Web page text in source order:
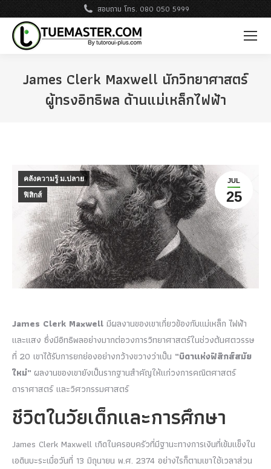
สอบถาม โทร. 080 050 5999
James Clerk Maxwell นักวิทยาศาสตร์
ผู้ทรงอิทธิพล ด้านแม่เหล็กไฟฟ้า
JUL
25
คลังความรู้ ม.ปลาย
ฟิสิกส์
James Clerk Maxwell มีผลงานของเขาเกี่ยวข้องกับแม่เหล็ก ไฟฟ้า
และแสง ซึ่งมีอิทธิพลอย่างมากต่อวงการวิทยาศาสตร์ในช่วงต้นศตวรรษ
ที่ 20 เขาได้รับการยกย่องอย่างกว้างขวางว่าเป็น “บิดาแห่งฟิสิกส์สมัย
ใหม่” ผลงานของเขายังเป็นรากฐานสำคัญให้แก่วงการคณิตศาสตร์
ดาราศาสตร์ และวิศวกรรมศาสตร์
ชีวิตในวัยเด็กและการศึกษา
James Clerk Maxwell เกิดในครอบครัวที่มีฐานะทางการเงินที่เข้มแข็งใน
เอดินบะระเมื่อวันที่ 13 มิถุนายน พ.ศ. 2374 อย่างไรก็ตามเขาใช้เวลาส่วน